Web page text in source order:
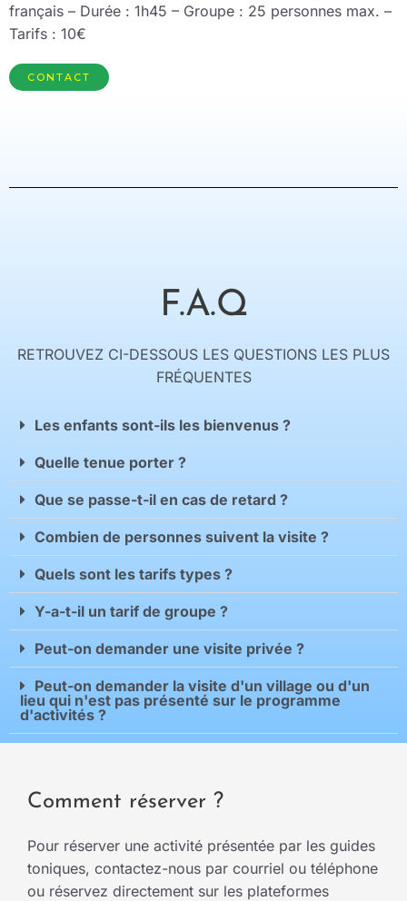
français – Durée : 1h45 – Groupe : 25 personnes max. –
Tarifs : 10€
CONTACT
F.A.Q
RETROUVEZ CI-DESSOUS LES QUESTIONS LES PLUS
FRÉQUENTES
Les enfants sont-ils les bienvenus ?
Quelle tenue porter ?
Que se passe-t-il en cas de retard ?
Combien de personnes suivent la visite ?
Quels sont les tarifs types ?
Y-a-t-il un tarif de groupe ?
Peut-on demander une visite privée ?
Peut-on demander la visite d'un village ou d'un
lieu qui n'est pas présenté sur le programme
d'activités ?
Comment réserver ?
Pour réserver une activité présentée par les guides
toniques, contactez-nous par courriel ou téléphone
ou réservez directement sur les plateformes